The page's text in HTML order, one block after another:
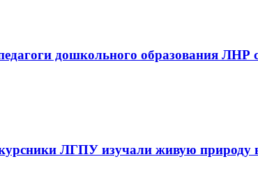
дошкольного образования
ЛГПУ изучали живую природу